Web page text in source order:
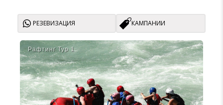
РЕЗЕВИЗАЦИЯ КАМПАНИИ
Рафтинг Тур 1